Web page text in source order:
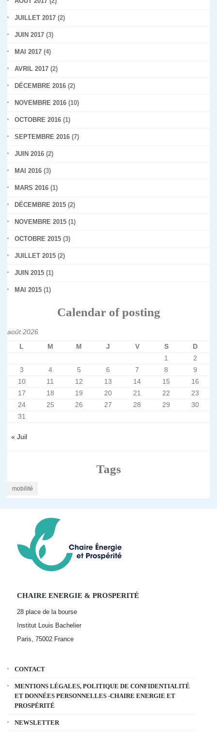
JUILLET 2017 (2)
JUIN 2017 (3)
MAI 2017 (4)
AVRIL 2017 (2)
DÉCEMBRE 2016 (2)
NOVEMBRE 2016 (10)
OCTOBRE 2016 (1)
SEPTEMBRE 2016 (7)
JUIN 2016 (2)
MAI 2016 (3)
MARS 2016 (1)
DÉCEMBRE 2015 (2)
NOVEMBRE 2015 (1)
OCTOBRE 2015 (3)
JUILLET 2015 (2)
JUIN 2015 (1)
MAI 2015 (1)
Calendar of posting
août 2026
L
M M J V S D
« Juil
1
2
3
4 5 6 7 8
9
10
11 12 13 14 15
16
17
18 19 20 21 22
23
24
25 26 27 28 29
30
31
Tags
mobilité
CHAIRE ENERGIE & PROSPERITÉ
28 place de la bourse
Institut Louis Bachelier
Paris, 75002 France
CONTACT
MENTIONS LÉGALES, POLITIQUE DE CONFIDENTIALITÉ
ET DONNÉES PERSONNELLES -CHAIRE ENERGIE ET
PROSPÉRITÉ
NEWSLETTER